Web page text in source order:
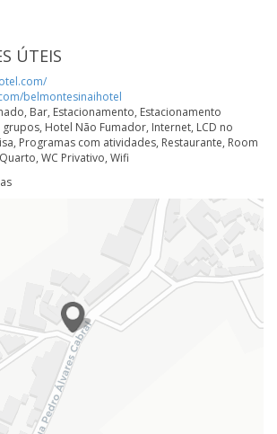
ÚTEIS
belmontesinaihotel
Bar, Estacionamento, Estacionamento
Hotel Não Fumador, Internet, LCD no
Programas com atividades, Restaurante, Room
WC Privativo, Wifi